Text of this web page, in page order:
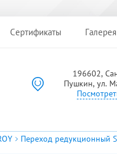
Сертификаты Галерея
196602,
Пушкин, ул.
Переход редукционный